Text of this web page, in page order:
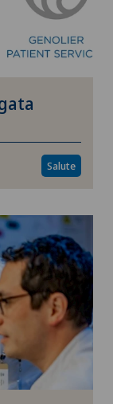
Salute